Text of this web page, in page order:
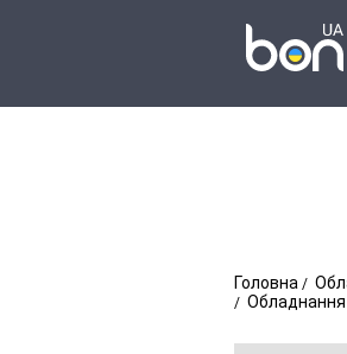
Головна
Обладнання